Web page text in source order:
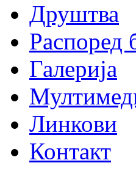
Друштва
Распоред
Галерија
Линкови
Контакт